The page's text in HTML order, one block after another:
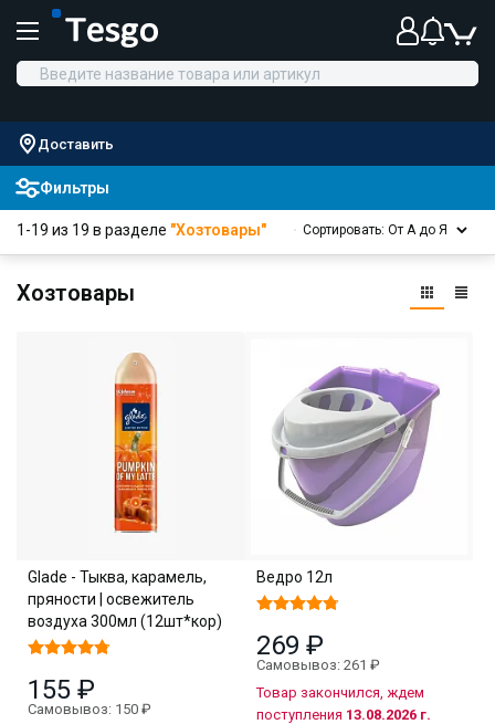
Доставить
Фильтры
1-19 из 19 в разделе "Хозтовары" Сортировать: От А до Я
Хозтовары
Glade - Тыква, карамель,
пряности | освежитель
воздуха 300мл (12шт*кор)
155 ₽
Самовывоз: 150 ₽
Ведро 12л
269 ₽
Самовывоз: 261 ₽
Товар закончился, ждем
поступления 13.08.2026 г.